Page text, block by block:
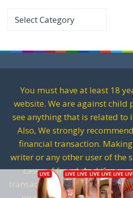
Categories
You must have at least 18
website. We are against child
see anything that is related to
Also, We strongly
financial transaction.
writer or any other user of the
cases of fraud. And if you
transactions. It will be fully on